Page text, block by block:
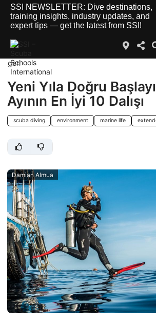
SSI NEWSLETTER: Dive destinations,
training insights, industry updates, and
expert tips — get the latest from SSI!
geri
Yeni Yıla Doğru
Ayının En İyi 10 Dalışı
scuba diving environment marine life
Damian Almua